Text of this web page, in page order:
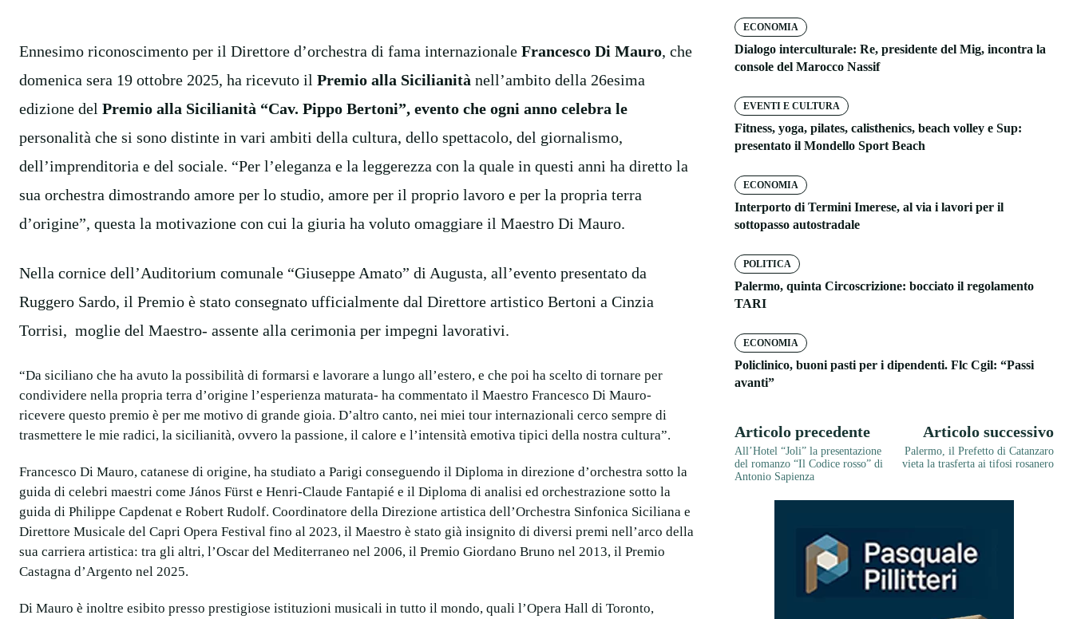
Ennesimo riconoscimento per il Direttore d’orchestra di fama internazionale Francesco Di Mauro, che
domenica sera 19 ottobre 2025, ha ricevuto il Premio alla Sicilianità nell’ambito della 26esima
edizione del Premio alla Sicilianità “Cav. Pippo Bertoni”, evento che ogni anno celebra le
personalità che si sono distinte in vari ambiti della cultura, dello spettacolo, del giornalismo,
dell’imprenditoria e del sociale. “Per l’eleganza e la leggerezza con la quale in questi anni ha diretto la
sua orchestra dimostrando amore per lo studio, amore per il proprio lavoro e per la propria terra
d’origine”, questa la motivazione con cui la giuria ha voluto omaggiare il Maestro Di Mauro.
Nella cornice dell’Auditorium comunale “Giuseppe Amato” di Augusta, all’evento presentato da
Ruggero Sardo, il Premio è stato consegnato ufficialmente dal Direttore artistico Bertoni a Cinzia
Torrisi, moglie del Maestro- assente alla cerimonia per impegni lavorativi.
“Da siciliano che ha avuto la possibilità di formarsi e lavorare a lungo all’estero, e che poi ha scelto di tornare per
condividere nella propria terra d’origine l’esperienza maturata- ha commentato il Maestro Francesco Di Mauro-
ricevere questo premio è per me motivo di grande gioia. D’altro canto, nei miei tour internazionali cerco sempre di
trasmettere le mie radici, la sicilianità, ovvero la passione, il calore e l’intensità emotiva tipici della nostra cultura”.
Francesco Di Mauro, catanese di origine, ha studiato a Parigi conseguendo il Diploma in direzione d’orchestra sotto la
guida di celebri maestri come János Fürst e Henri-Claude Fantapié e il Diploma di analisi ed orchestrazione sotto la
guida di Philippe Capdenat e Robert Rudolf. Coordinatore della Direzione artistica dell’Orchestra Sinfonica Siciliana e
Direttore Musicale del Capri Opera Festival fino al 2023, il Maestro è stato già insignito di diversi premi nell’arco della
sua carriera artistica: tra gli altri, l’Oscar del Mediterraneo nel 2006, il Premio Giordano Bruno nel 2013, il Premio
Castagna d’Argento nel 2025.
Di Mauro è inoltre esibito presso prestigiose istituzioni musicali in tutto il mondo, quali l’Opera Hall di Toronto,
ECONOMIA
Dialogo interculturale: Re, presidente del Mig, incontra la
console del Marocco Nassif
EVENTI E CULTURA
Fitness, yoga, pilates, calisthenics, beach volley e Sup:
presentato il Mondello Sport Beach
ECONOMIA
Interporto di Termini Imerese, al via i lavori per il
sottopasso autostradale
POLITICA
Palermo, quinta Circoscrizione: bocciato il regolamento
TARI
ECONOMIA
Policlinico, buoni pasti per i dipendenti. Flc Cgil: “Passi
avanti”
Articolo precedente
All’Hotel “Joli” la presentazione
del romanzo “Il Codice rosso” di
Antonio Sapienza
Articolo successivo
Palermo, il Prefetto di Catanzaro
vieta la trasferta ai tifosi rosanero